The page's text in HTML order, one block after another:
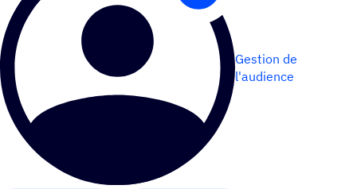
Gestion de
l'audience